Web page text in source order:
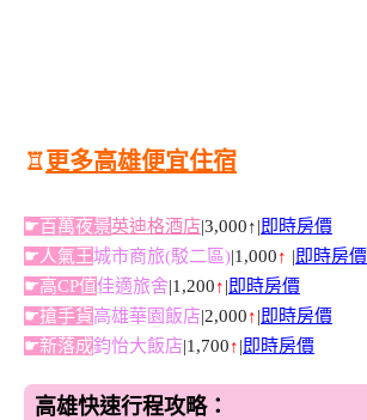
♖ 更多高雄便宜住宿
☛百萬夜景英迪格酒店|3,000↑|即時房價
☛人氣王城市商旅(駁二區)|1,000↑ |即時房價
☛高CP值佳適旅舍|1,200↑|即時房價
☛搶手貨高雄華園飯店|2,000↑|即時房價
☛新落成鈞怡大飯店|1,700↑|即時房價
高雄快速行程攻略：